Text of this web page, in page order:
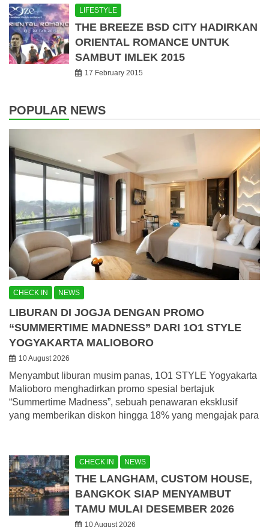
LIFESTYLE
THE BREEZE BSD CITY HADIRKAN
ORIENTAL ROMANCE UNTUK
SAMBUT IMLEK 2015
17 February 2015
POPULAR NEWS
CHECK IN NEWS
LIBURAN DI JOGJA DENGAN PROMO
“SUMMERTIME MADNESS” DARI 1O1 STYLE
YOGYAKARTA MALIOBORO
10 August 2026
Menyambut liburan musim panas, 1O1 STYLE Yogyakarta
Malioboro menghadirkan promo spesial bertajuk
“Summertime Madness”, sebuah penawaran eksklusif
yang memberikan diskon hingga 18% yang mengajak para
CHECK IN NEWS
THE LANGHAM, CUSTOM HOUSE,
BANGKOK SIAP MENYAMBUT
TAMU MULAI DESEMBER 2026
10 August 2026